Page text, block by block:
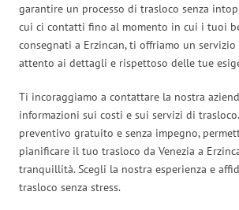
garantire un processo di trasloco senza
cui ci contatti fino al momento in cui i tuoi
consegnati a Erzincan, ti offriamo un
attento ai dettagli e rispettoso delle tue
Ti incoraggiamo a contattare la nostra
informazioni sui costi e sui servizi di
preventivo gratuito e senza impegno,
pianificare il tuo trasloco da Venezia a
tranquillità. Scegli la nostra esperienza e
trasloco senza stress.